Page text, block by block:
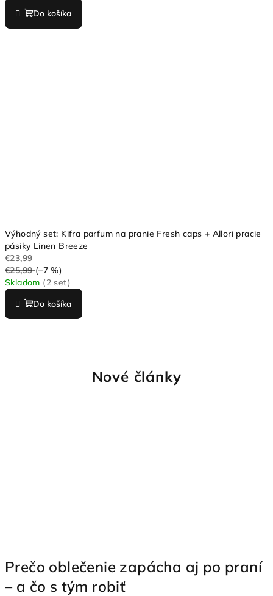
Do košíka
Výhodný set: Kifra parfum na pranie Fresh caps + Allori pracie
pásiky Linen Breeze
€23,99
€25,99 (–7 %)
Skladom (2 set)
Do košíka
Nové články
Prečo oblečenie zapácha aj po praní
– a čo s tým robiť